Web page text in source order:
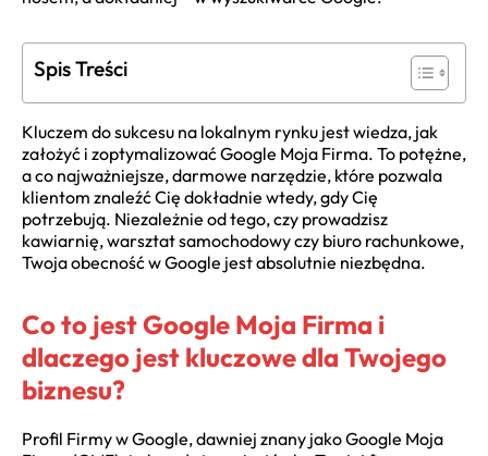
Spis Treści
Kluczem do sukcesu na lokalnym rynku jest wiedza, jak
założyć i zoptymalizować Google Moja Firma. To potężne,
a co najważniejsze, darmowe narzędzie, które pozwala
klientom znaleźć Cię dokładnie wtedy, gdy Cię
potrzebują. Niezależnie od tego, czy prowadzisz
kawiarnię, warsztat samochodowy czy biuro rachunkowe,
Twoja obecność w Google jest absolutnie niezbędna.
Co to jest Google Moja Firma i
dlaczego jest kluczowe dla Twojego
biznesu?
Profil Firmy w Google, dawniej znany jako Google Moja